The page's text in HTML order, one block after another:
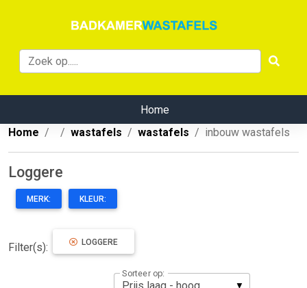
Home
Home
wastafels wastafels inbouw wastafels
Loggere
MERK: KLEUR:
Filter(s): LOGGERE
Sorteer op: